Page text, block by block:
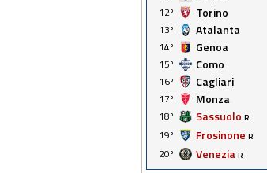
12º
Torino
13º
Atalanta
14º
Genoa
15º
Como
16º
Cagliari
17º
Monza
18º
Sassuolo R
19º
Frosinone R
20º
Venezia R